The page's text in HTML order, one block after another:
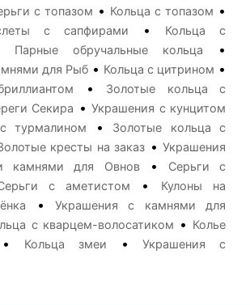
с топазом • Кольца с топазом •
с сапфирами •
Кольца с
Парные обручальные кольца •
для Рыб • Кольца с цитрином •
•
Золотые кольца с
Секира •Украшения с кунцитом
турмалином •
Золотые кольца с
кресты на заказ •Украшения
камнями для Овнов•
Серьги с
с аметистом •
Кулоны на
•Украшения с камнями для
с кварцем-волосатиком • Колье
Кольца змеи •Украшения с